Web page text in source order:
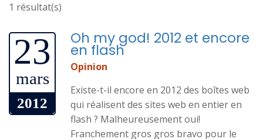
1 résultat(s)
23
mars
2012
Oh my god! 2012 et encore
en flash
Opinion
Existe-t-il encore en 2012 des boîtes web
qui réalisent des sites web en entier en
flash ? Malheureusement oui!
Franchement gros gros bravo pour le